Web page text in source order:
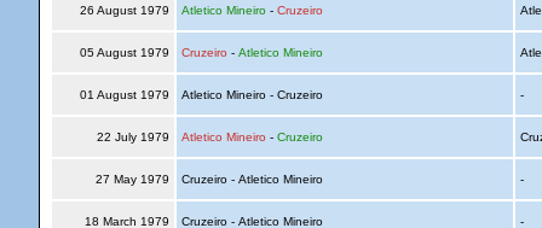
26 August 1979 Atletico Mineiro- Cruzeiro
05 August 1979 Cruzeiro - Atletico Mineiro
01 August 1979 Atletico Mineiro - Cruzeiro -
22 July 1979 Atletico Mineiro - Cruzeiro
27 May 1979 Cruzeiro - Atletico Mineiro -
18 March 1979 Cruzeiro - Atletico Mineiro -